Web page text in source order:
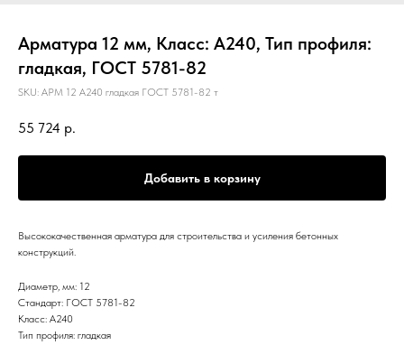
Арматура 12 мм, Класс: А240, Тип профиля:
гладкая, ГОСТ 5781-82
SKU: АРМ 12 А240 гладкая ГОСТ 5781-82 т
55 724 р.
Добавить в корзину
Высококачественная арматура для строительства и усиления бетонных
конструкций.
Диаметр, мм: 12
Стандарт: ГОСТ 5781-82
Класс: А240
Тип профиля: гладкая